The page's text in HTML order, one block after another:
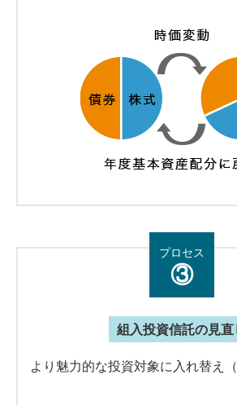
プロセス
③
組入投資信託の見直
より魅力的な投資対象に入れ替え（